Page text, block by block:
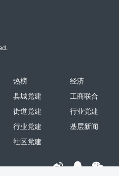
热榜
县城党建
街道党建
行业党建
社区党建
经济
工商联合
行业党建
基层新闻